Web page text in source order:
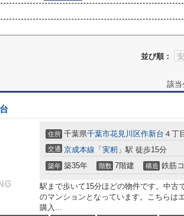
並び順：
該当
住所 千葉県千葉市花見川区作新台 ４丁
交通 京成本線 「 実籾 」駅 徒歩15分
築年 築35年 階数 7階建 構造 鉄筋
駅まで歩いて15分ほどの物件です。中古
のマンションとなっています。こちらは
購入...